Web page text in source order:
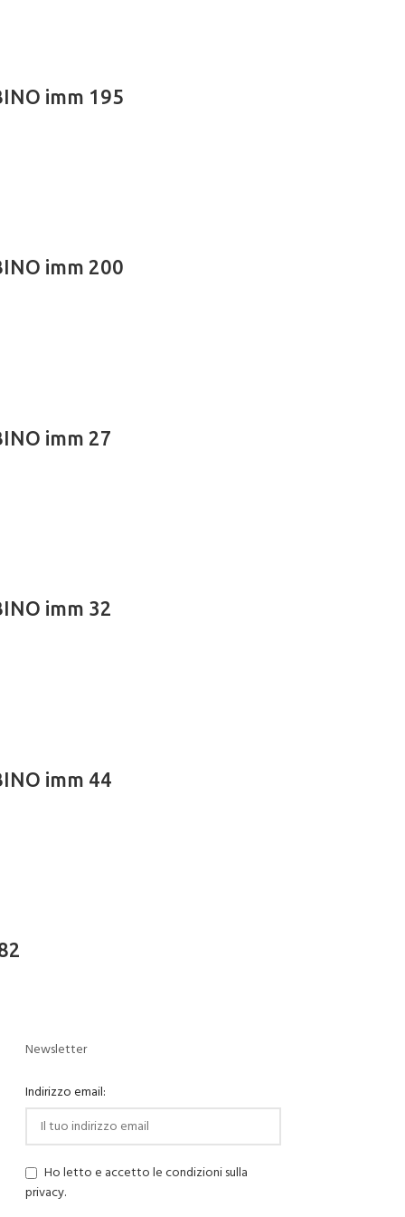
imm 195
imm 200
imm 27
imm 32
imm 44
Newsletter
Indirizzo email:
Ho letto e accetto le condizioni sulla
privacy.